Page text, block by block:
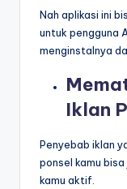
Nah aplikasi ini
untuk pengguna
menginstalnya
Iklan
Penyebab iklan
ponsel kamu
kamu aktif.